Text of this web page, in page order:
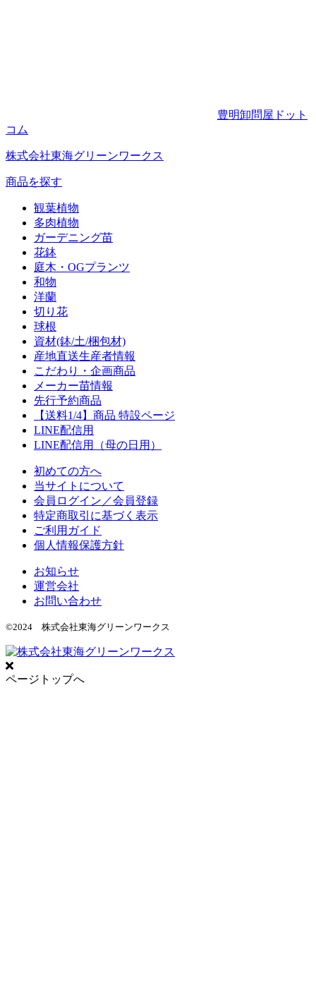
豊明卸問屋ドット
コム
株式会社東海グリーンワークス
商品を探す
観葉植物
多肉植物
ガーデニング苗
花鉢
庭木・OGプランツ
和物
洋蘭
切り花
球根
資材(鉢/土/梱包材)
産地直送生産者情報
こだわり・企画商品
メーカー苗情報
先行予約商品
【送料1/4】商品 特設ページ
LINE配信用
LINE配信用（母の日用）
初めての方へ
当サイトについて
会員ログイン／会員登録
特定商取引に基づく表示
ご利用ガイド
個人情報保護方針
お知らせ
運営会社
お問い合わせ
©2024 株式会社東海グリーンワークス
ページトップへ